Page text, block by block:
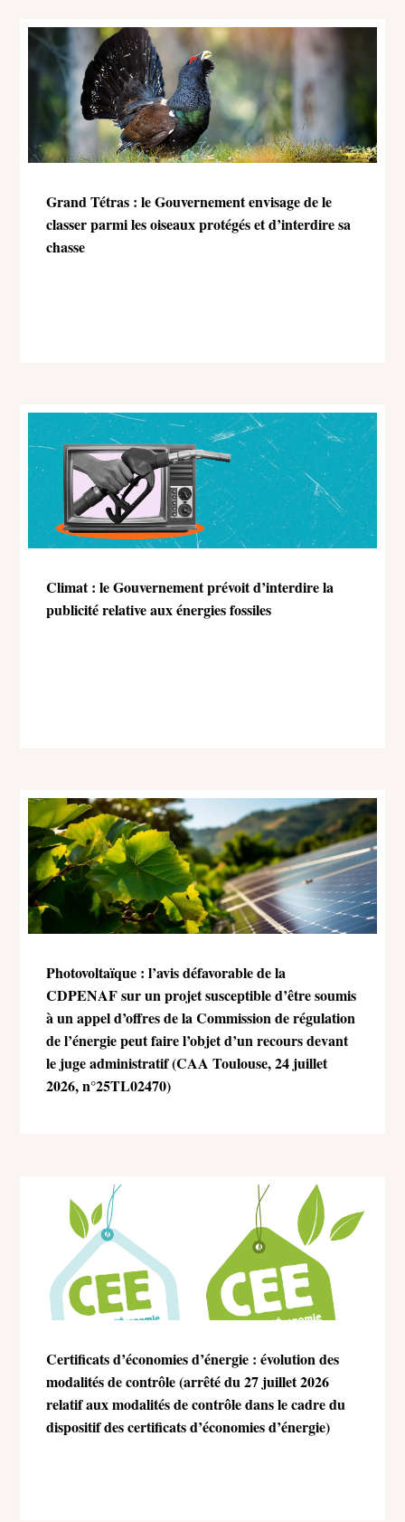
Grand Tétras : le Gouvernement envisage de le
classer parmi les oiseaux protégés et d’interdire sa
chasse
Climat : le Gouvernement prévoit d’interdire la
publicité relative aux énergies fossiles
Photovoltaïque : l’avis défavorable de la
CDPENAF sur un projet susceptible d’être soumis
à un appel d’offres de la Commission de régulation
de l’énergie peut faire l’objet d’un recours devant
le juge administratif (CAA Toulouse, 24 juillet
2026, n°25TL02470)
Certificats d’économies d’énergie : évolution des
modalités de contrôle (arrêté du 27 juillet 2026
relatif aux modalités de contrôle dans le cadre du
dispositif des certificats d’économies d’énergie)